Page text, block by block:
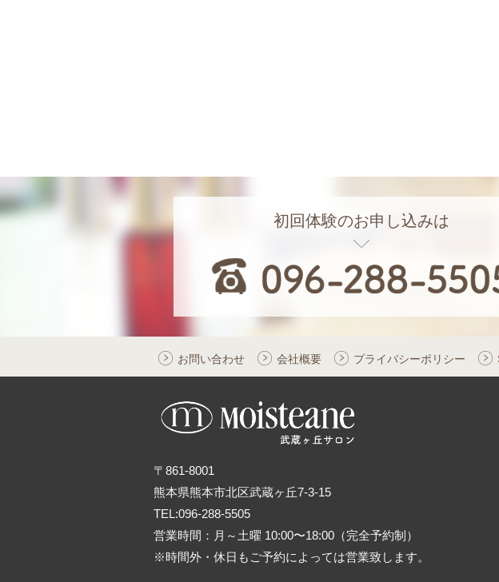
初回体験のお申し込みは
お問い合わせ 会社概要 プライバシーポリシー
〒861-8001
熊本県熊本市北区武蔵ヶ丘7-3-15
TEL:096-288-5505
営業時間：月～土曜 10:00〜18:00（完全予約制）
※時間外・休日もご予約によっては営業致します。